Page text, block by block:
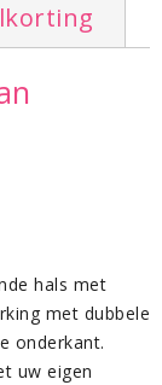
hals met
met dubbele
onderkant.
uw eigen